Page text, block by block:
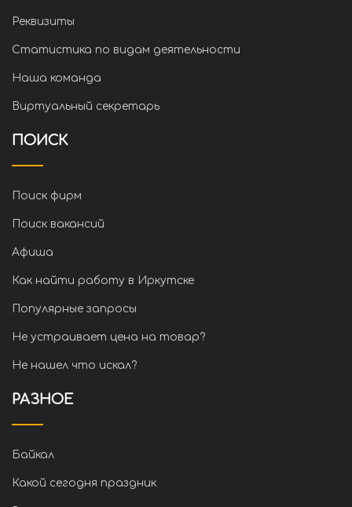
Реквизиты
Статистика по видам деятельности
Наша команда
Виртуальный секретарь
ПОИСК
Поиск фирм
Поиск вакансий
Афиша
Как найти работу в Иркутске
Популярные запросы
Не устраивает цена на товар?
Не нашел что искал?
РАЗНОЕ
Байкал
Какой сегодня праздник